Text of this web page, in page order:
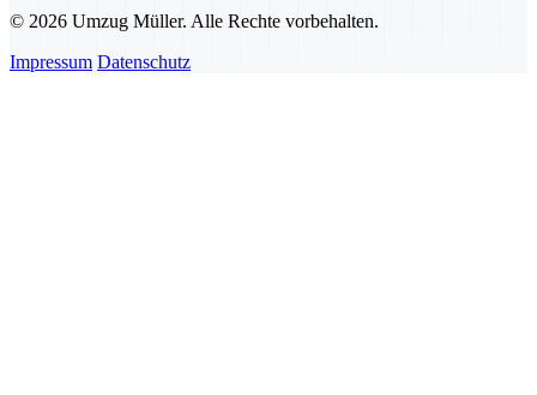
© 2026 Umzug Müller. Alle Rechte vorbehalten.
Impressum Datenschutz